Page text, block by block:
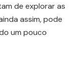
de explorar as
assim, pode
um pouco